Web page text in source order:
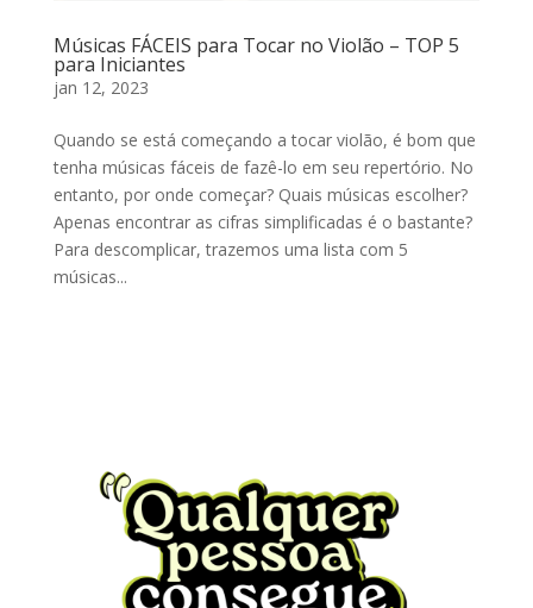
Músicas FÁCEIS para Tocar no Violão – TOP 5
para Iniciantes
jan 12, 2023
Quando se está começando a tocar violão, é bom que
tenha músicas fáceis de fazê-lo em seu repertório. No
entanto, por onde começar? Quais músicas escolher?
Apenas encontrar as cifras simplificadas é o bastante?
Para descomplicar, trazemos uma lista com 5
músicas...